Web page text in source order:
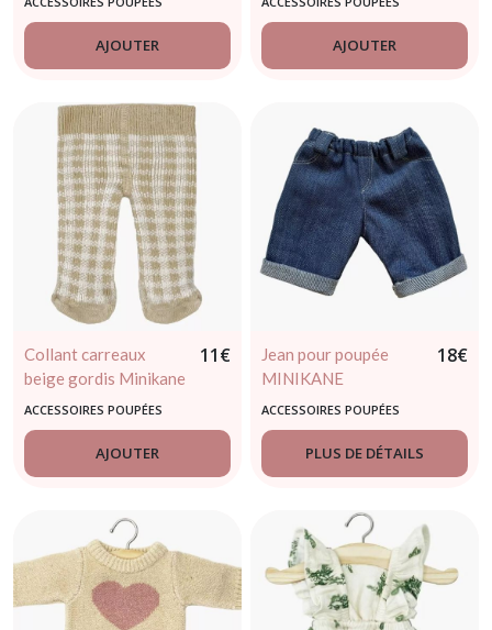
AJOUTER AJOUTER
Collant carreaux
beige gordis Minikane
11€
ACCESSOIRES POUPÉES
AJOUTER
Jean pour poupée
MINIKANE
18€
ACCESSOIRES POUPÉES
PLUS DE DÉTAILS